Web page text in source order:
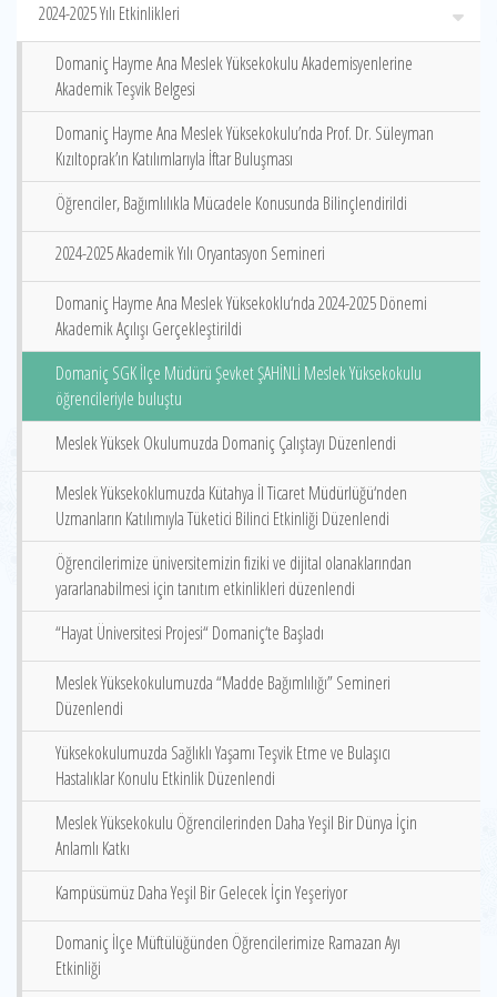
2024-2025 Yılı Etkinlikleri
Domaniç Hayme Ana Meslek Yüksekokulu Akademisyenlerine
Akademik Teşvik Belgesi
Domaniç Hayme Ana Meslek Yüksekokulu’nda Prof. Dr. Süleyman
Kızıltoprak’ın Katılımlarıyla İftar Buluşması
Öğrenciler, Bağımlılıkla Mücadele Konusunda Bilinçlendirildi
2024-2025 Akademik Yılı Oryantasyon Semineri
Domaniç Hayme Ana Meslek Yüksekoklu‘nda 2024-2025 Dönemi
Akademik Açılışı Gerçekleştirildi
Domaniç SGK İlçe Müdürü Şevket ŞAHİNLİ Meslek Yüksekokulu
öğrencileriyle buluştu
Meslek Yüksek Okulumuzda Domaniç Çalıştayı Düzenlendi
Meslek Yüksekoklumuzda Kütahya İl Ticaret Müdürlüğü‘nden
Uzmanların Katılımıyla Tüketici Bilinci Etkinliği Düzenlendi
Öğrencilerimize üniversitemizin fiziki ve dijital olanaklarından
yararlanabilmesi için tanıtım etkinlikleri düzenlendi
“Hayat Üniversitesi Projesi“ Domaniç‘te Başladı
Meslek Yüksekokulumuzda “Madde Bağımlılığı” Semineri
Düzenlendi
Yüksekokulumuzda Sağlıklı Yaşamı Teşvik Etme ve Bulaşıcı
Hastalıklar Konulu Etkinlik Düzenlendi
Meslek Yüksekokulu Öğrencilerinden Daha Yeşil Bir Dünya İçin
Anlamlı Katkı
Kampüsümüz Daha Yeşil Bir Gelecek İçin Yeşeriyor
Domaniç İlçe Müftülüğünden Öğrencilerimize Ramazan Ayı
Etkinliği